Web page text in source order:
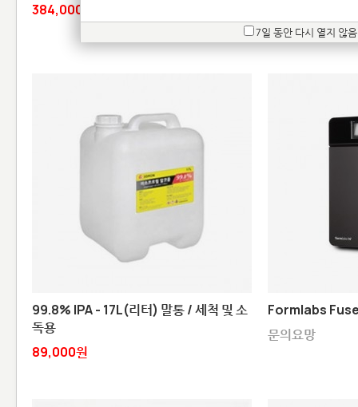
384,000원
99.8% IPA - 17L(리터) 말통 / 세척 및 소
독용
89,000원
Formlabs
문의요망
7일 동안 다시 열지 않음